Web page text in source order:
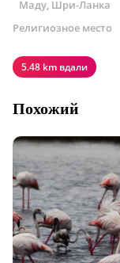
Маду, Шри-Ланка
Религиозное место
5.48 km вдали
Похожий